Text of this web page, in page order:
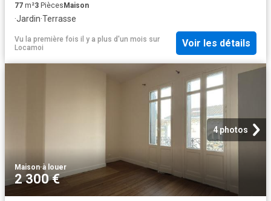
77 m²3 PiècesMaison
·Jardin·Terrasse
Vu la première fois il y a plus d'un mois sur
Locamoi
Voir les détails
4 photos
Maison·à louer
2 300 €